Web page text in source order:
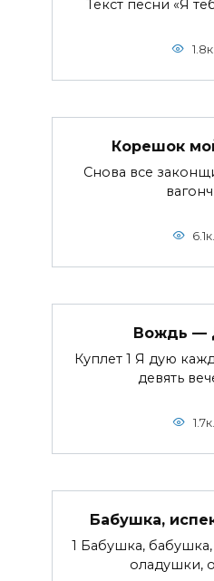
Текст песни «Я
1.8к.
Корешок
Снова все
6.1к.
Вождь —
Куплет 1 Я дую
девять
1.7к.
Бабушка,
1 Бабушка,
оладушки,